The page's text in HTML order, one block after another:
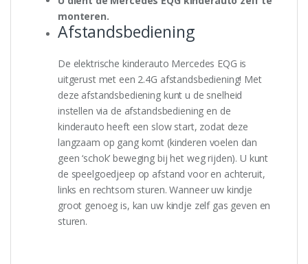
monteren.
Afstandsbediening
De elektrische kinderauto Mercedes EQG is
uitgerust met een 2.4G afstandsbediening! Met
deze afstandsbediening kunt u de snelheid
instellen via de afstandsbediening en de
kinderauto heeft een slow start, zodat deze
langzaam op gang komt (kinderen voelen dan
geen ‘schok’ beweging bij het weg rijden). U kunt
de speelgoedjeep op afstand voor en achteruit,
links en rechtsom sturen. Wanneer uw kindje
groot genoeg is, kan uw kindje zelf gas geven en
sturen.